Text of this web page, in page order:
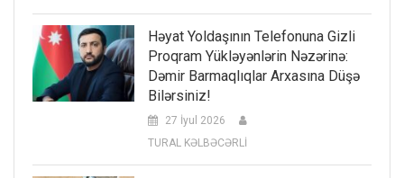
Həyat Yoldaşının Telefonuna Gizli
Proqram Yükləyənlərin Nəzərinə:
Dəmir Barmaqlıqlar Arxasına Düşə
Bilərsiniz!
27 İyul 2026
TURAL KƏLBƏCƏRLİ